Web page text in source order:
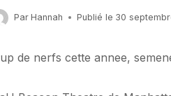
Par Hannah Publié le 30
de nerfs cette annee,